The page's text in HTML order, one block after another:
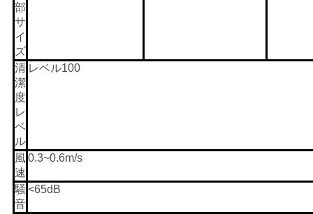
ポ
リ
シ
ー
部
サ
イ
ズ
清
潔
度
レ
ベ
ル
レベル100
風
速
0.3~0.6m/s
騒
音
<65dB